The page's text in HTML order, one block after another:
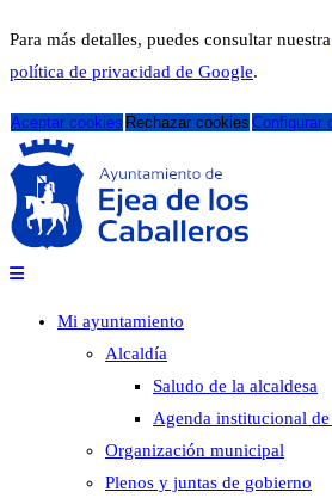
Para más detalles, puedes consultar nuestra
política de privacidad de Google.
Aceptar cookies Rechazar cookies Configurar
Mi ayuntamiento
Alcaldía
Saludo de la alcaldesa
Agenda institucional de
Organización municipal
Plenos y juntas de gobierno